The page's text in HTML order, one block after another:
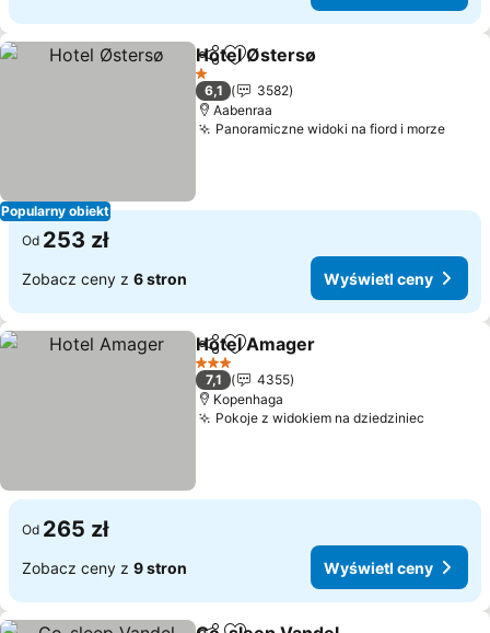
Popularny obiekt
Udostępnij
Dodaj do ulubionych
Hotel Østersø
1 Kategoria
6,1
3582
Aabenraa
Panoramiczne widoki na fiord i morze
Od 253 zł
Zobacz ceny z 6 stron Wyświetl ceny
Udostępnij
Dodaj do ulubionych
Hotel Amager
3 Kategoria
7,1
4355
Kopenhaga
Pokoje z widokiem na dziedziniec
Od 265 zł
Zobacz ceny z 9 stron Wyświetl ceny